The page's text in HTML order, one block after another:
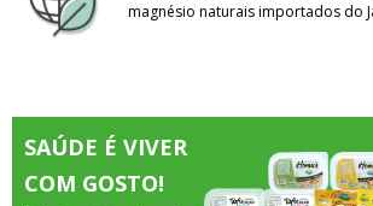
magnésio naturais importados do
SAÚDE É VIVER
COM GOSTO!